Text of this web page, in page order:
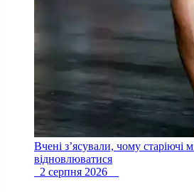
Вчені з’ясували, чому старіючі
відновлюватися
2 серпня 2026